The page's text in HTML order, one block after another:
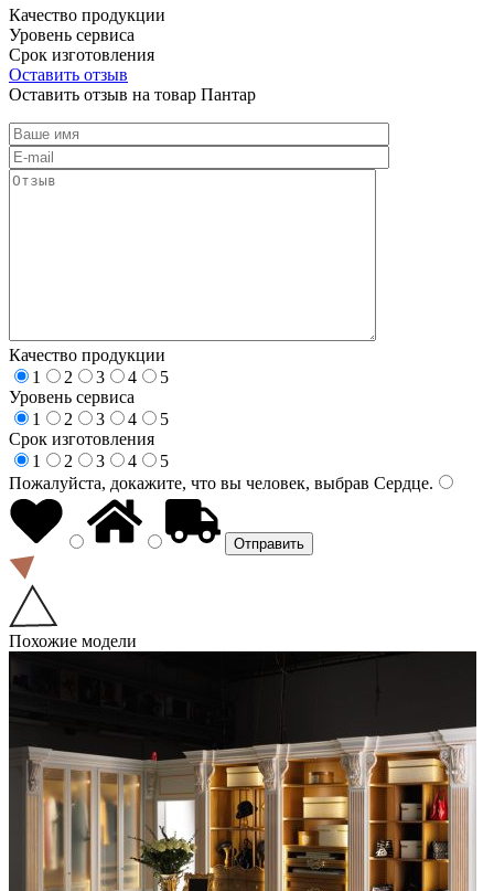
Качество продукции
Уровень сервиса
Срок изготовления
Оставить отзыв
Оставить отзыв на товар Пантар
Качество продукции
1
2 3 4
5
Уровень сервиса
1
2 3 4
5
Срок изготовления
1
2 3 4
5
Пожалуйста, докажите, что вы человек, выбрав Сердце.
Похожие модели